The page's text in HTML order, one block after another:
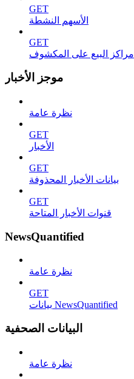
GET
الأسهم النشطة
GET
مراكز البيع على المكشوف
موجز الأخبار
نظرة عامة
GET
الأخبار
GET
بيانات الأخبار المحذوفة
GET
قنوات الأخبار المتاحة
NewsQuantified
نظرة عامة
GET
بيانات NewsQuantified
البيانات الصحفية
نظرة عامة